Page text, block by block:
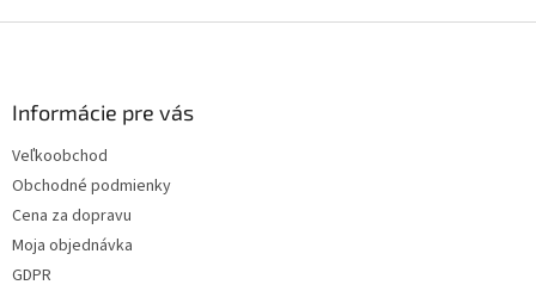
Informácie pre vás
Veľkoobchod
Obchodné podmienky
Cena za dopravu
Moja objednávka
GDPR